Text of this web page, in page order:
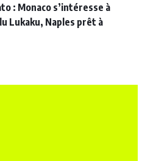
: Monaco s’intéresse à
Lukaku, Naples prêt à